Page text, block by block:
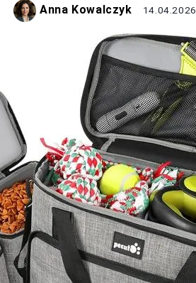
Anna Kowalczyk 14.04.2026